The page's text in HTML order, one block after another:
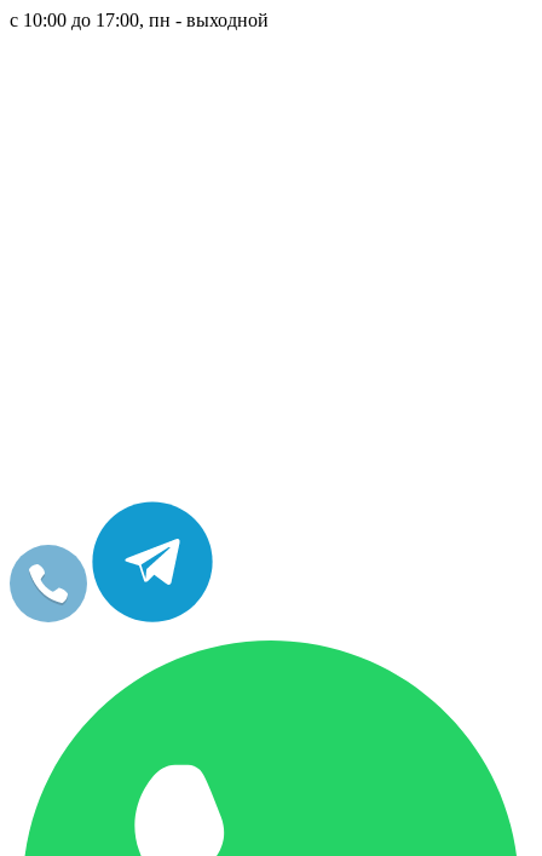
с 10:00 до 17:00, пн - выходной